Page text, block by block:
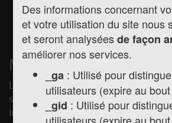
Des informations concernant
et votre utilisation du site nous
et seront analyséesde façon
améliorer nos services.
_ga : Utilisé pour
utilisateurs (expire au
_gid : Utilisé pour
utilisateurs (expire au
Inscription à la
newsletter
Mairie de Montréjeau
La mairie de Montréjeau vous
sur son site internet afin de
informations pratiques